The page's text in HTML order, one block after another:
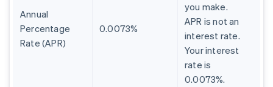
Annual
Percentage
Rate (APR)
0.0073%
you make.
APR is not an
interest rate.
Your interest
rate is
0.0073%.